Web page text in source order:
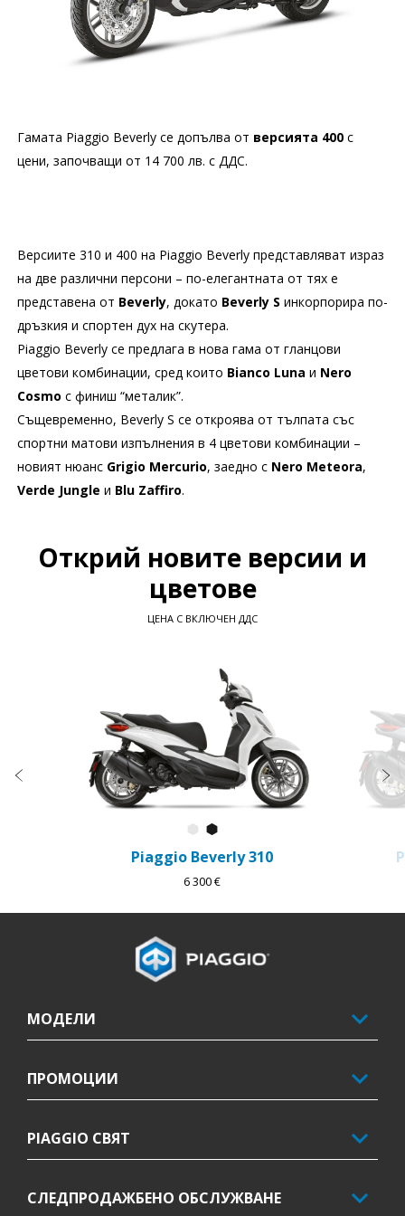
Гамата Piaggio Beverly се допълва от версията 400с
цени, започващи от 14 700 лв. с ДДС.
Версиите 310 и 400 на Piaggio Beverly представляват израз
на две различни персони – по-елегантната от тях е
представена от Beverly, докато Beverly S инкорпорира по-
дръзкия и спортен дух на скутера.
Piaggio Beverly се предлага в нова гама от гланцови
цветови комбинации, сред които Bianco Luna и Nero
Cosmo с финиш “металик”.
Същевременно, Beverly S се откроява от тълпата със
спортни матови изпълнения в 4 цветови комбинации –
новият нюанс Grigio Mercurio, заедно с Nero Meteora,
Verde Jungle и Blu Zaffiro.
Открий новите версии и
цветове
ЦЕНА С ВКЛЮЧЕН ДДС
Предходно
Bianco Luna
Piaggio Beverly 310
6 300 €
МОДЕЛИ
ПРОМОЦИИ
PIAGGIO СВЯТ
СЛЕДПРОДАЖБЕНО ОБСЛУЖВАНЕ